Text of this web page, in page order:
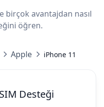
birçok avantajdan nasıl
öğren.
Apple iPhone 11
Desteği